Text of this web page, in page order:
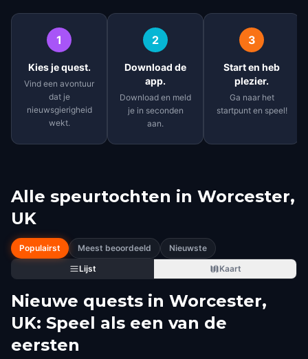
1
Kies je quest.
Vind een avontuur
dat je
nieuwsgierigheid
wekt.
2
Download de
app.
Download en meld
je in seconden
aan.
3
Start en heb
plezier.
Ga naar het
startpunt en speel!
Alle speurtochten in Worcester,
UK
Populairst Meest beoordeeld
Nieuwste
Lijst
Kaart
Nieuwe quests in Worcester,
UK: Speel als een van de
eersten